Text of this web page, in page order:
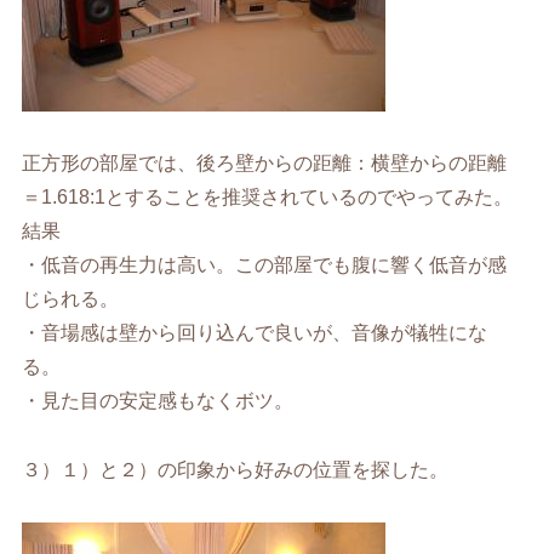
正方形の部屋では、後ろ壁からの距離：横壁からの距離
＝1.618:1とすることを推奨されているのでやってみた。
結果
・低音の再生力は高い。この部屋でも腹に響く低音が感
じられる。
・音場感は壁から回り込んで良いが、音像が犠牲にな
る。
・見た目の安定感もなくボツ。
３）１）と２）の印象から好みの位置を探した。